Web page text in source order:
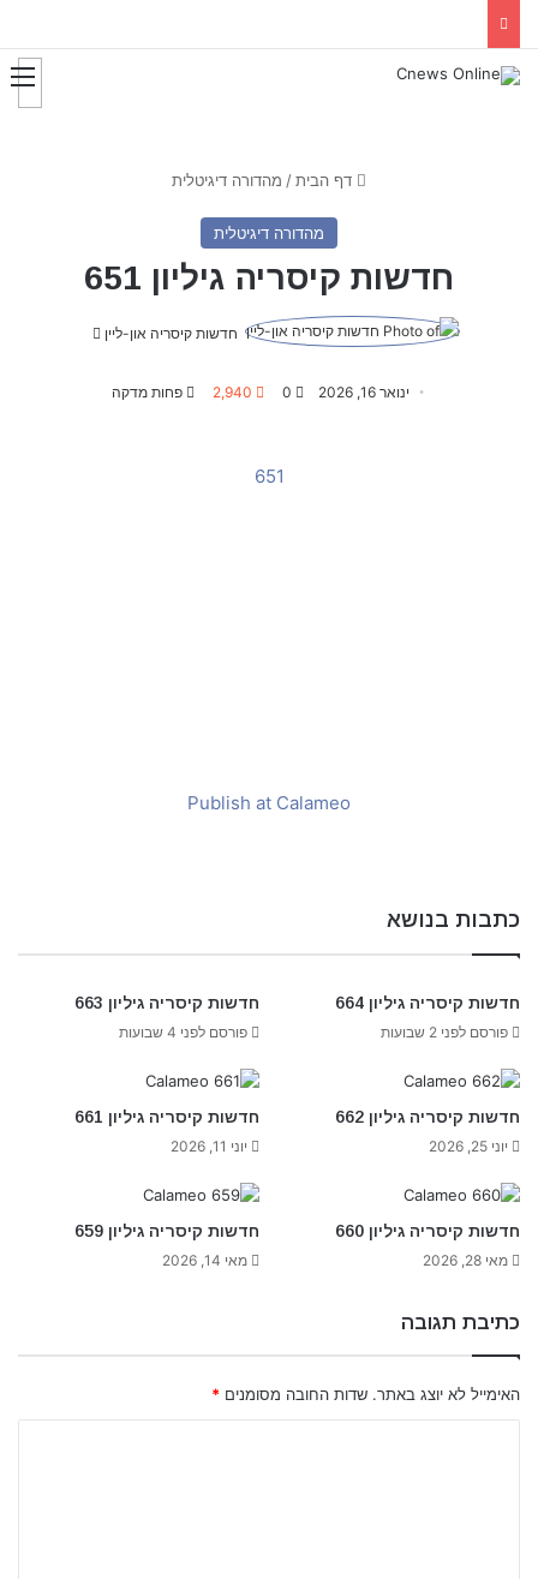
דף הבית/ מהדורה דיגיטלית
מהדורה דיגיטלית
חדשות קיסריה גיליון 651
חדשות קיסריה און-ליין
ינואר 16, 2026 0
2,940 פחות מדקה
651
Publish at Calameo
כתבות בנושא
חדשות קיסריה גיליון 664
פורסם לפני 2 שבועות
חדשות קיסריה גיליון 663
פורסם לפני 4 שבועות
חדשות קיסריה גיליון 662
יוני 25, 2026
חדשות קיסריה גיליון 661
יוני 11, 2026
חדשות קיסריה גיליון 660
מאי 28, 2026
חדשות קיסריה גיליון 659
מאי 14, 2026
כתיבת תגובה
האימייל לא יוצג באתר. שדות החובה מסומנים *